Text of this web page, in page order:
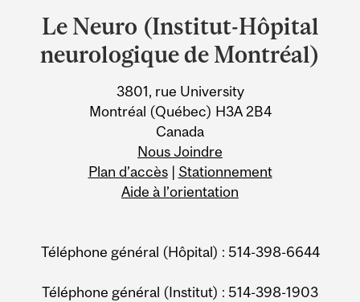
and
University
Information
Le Neuro (Institut-Hôpital
neurologique de Montréal)
3801, rue University
Montréal (Québec) H3A 2B4
Canada
Nous Joindre
Plan d’accès| Stationnement
Aide à l’orientation
Téléphone général (Hôpital) : 514-398-6644
Téléphone général (Institut) : 514-398-1903